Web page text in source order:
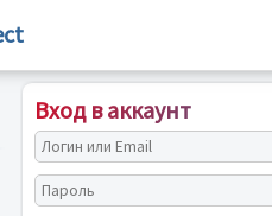
Вход в аккаунт